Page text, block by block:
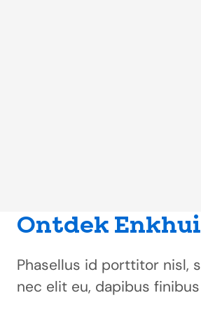
Ontdek
Phasellus id porttitor nisl,
nec elit eu, dapibus